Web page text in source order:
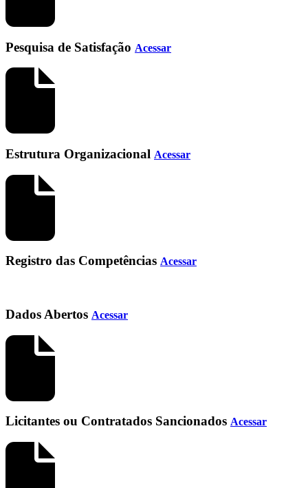
Pesquisa de Satisfação Acessar
Estrutura Organizacional Acessar
Registro das Competências Acessar
Dados Abertos Acessar
Licitantes ou Contratados Sancionados Acessar